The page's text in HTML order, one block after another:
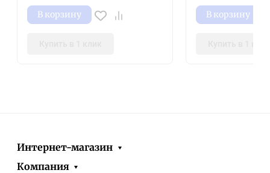
В корзину В корзину
Интернет-магазин
Компания